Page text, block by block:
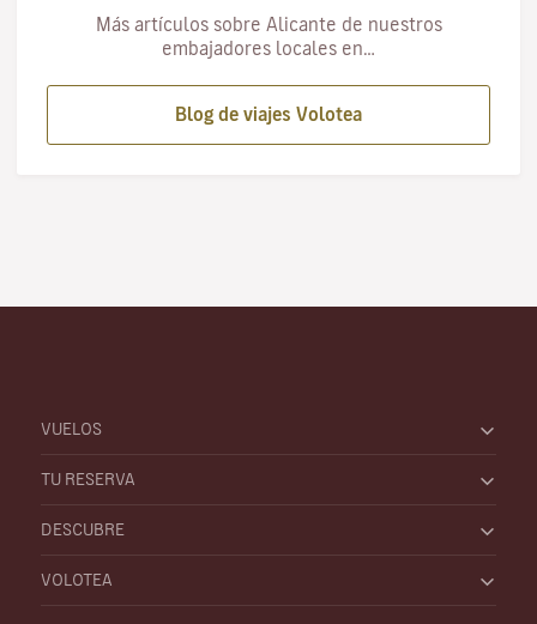
Más artículos sobre Alicante de nuestros
embajadores locales en…
Blog de viajes Volotea
VUELOS
TU RESERVA
DESCUBRE
VOLOTEA